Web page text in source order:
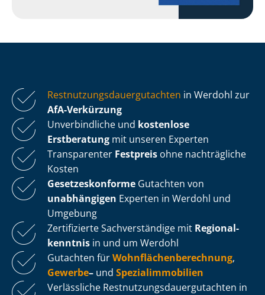
Rest­nut­zungs­dau­er­gut­ach­ten in Werdohl zur
AfA-Verkürzung
Unverbindliche und kostenlose
Erstberatung mit unseren Experten
Transparenter Festpreis ohne nachträgliche
Kosten
Ge­set­zes­kon­for­me Gutachten von
unabhängigen Experten in Werdohl und
Umgebung
Zertifizierte Sachverständige mit Re­gio­nal­
kennt­nis in und um Werdohl
Gutachten fürWohn­flä­chen­be­rech­nung,
Gewerbe– und Spe­zi­al­im­mo­bi­li­en
Verlässliche Rest­nut­zungs­dau­er­gut­ach­ten in